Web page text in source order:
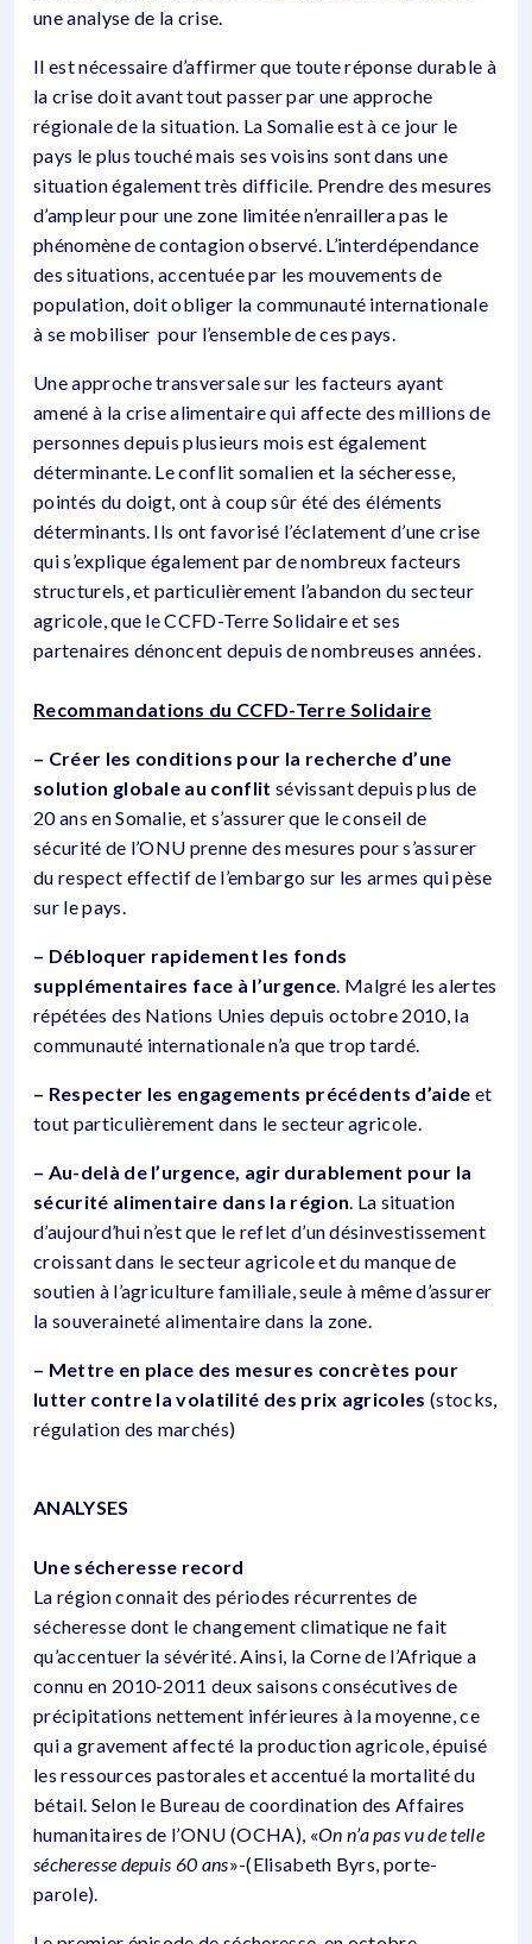
une analyse de la crise.
Il est nécessaire d’affirmer que toute réponse durable à
la crise doit avant tout passer par une approche
régionale de la situation. La Somalie est à ce jour le
pays le plus touché mais ses voisins sont dans une
situation également très difficile. Prendre des mesures
d’ampleur pour une zone limitée n’enraillera pas le
phénomène de contagion observé. L’interdépendance
des situations, accentuée par les mouvements de
population, doit obliger la communauté internationale
à se mobiliser pour l’ensemble de ces pays.
Une approche transversale sur les facteurs ayant
amené à la crise alimentaire qui affecte des millions de
personnes depuis plusieurs mois est également
déterminante. Le conflit somalien et la sécheresse,
pointés du doigt, ont à coup sûr été des éléments
déterminants. Ils ont favorisé l’éclatement d’une crise
qui s’explique également par de nombreux facteurs
structurels, et particulièrement l’abandon du secteur
agricole, que le CCFD-Terre Solidaire et ses
partenaires dénoncent depuis de nombreuses années.
Recommandations du CCFD-Terre Solidaire
– Créer les conditions pour la recherche d’une
solution globale au conflit sévissant depuis plus de
20 ans en Somalie, et s’assurer que le conseil de
sécurité de l’ONU prenne des mesures pour s’assurer
du respect effectif de l’embargo sur les armes qui pèse
sur le pays.
– Débloquer rapidement les fonds
supplémentaires face à l’urgence. Malgré les alertes
répétées des Nations Unies depuis octobre 2010, la
communauté internationale n’a que trop tardé.
– Respecter les engagements précédents d’aide et
tout particulièrement dans le secteur agricole.
– Au-delà de l’urgence, agir durablement pour la
sécurité alimentaire dans la région. La situation
d’aujourd’hui n’est que le reflet d’un désinvestissement
croissant dans le secteur agricole et du manque de
soutien à l’agriculture familiale, seule à même d’assurer
la souveraineté alimentaire dans la zone.
– Mettre en place des mesures concrètes pour
lutter contre la volatilité des prix agricoles(stocks,
régulation des marchés)
ANALYSES
Une sécheresse record
La région connait des périodes récurrentes de
sécheresse dont le changement climatique ne fait
qu’accentuer la sévérité. Ainsi, la Corne de l’Afrique a
connu en 2010-2011 deux saisons consécutives de
précipitations nettement inférieures à la moyenne, ce
qui a gravement affecté la production agricole, épuisé
les ressources pastorales et accentué la mortalité du
bétail. Selon le Bureau de coordination des Affaires
humanitaires de l’ONU (OCHA), «On n’a pas vu de telle
sécheresse depuis 60 ans»-(Elisabeth Byrs, porte-
parole).